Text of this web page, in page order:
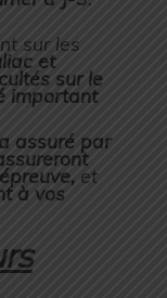
sur les
et
sur le
important
assuré par
et
à vos